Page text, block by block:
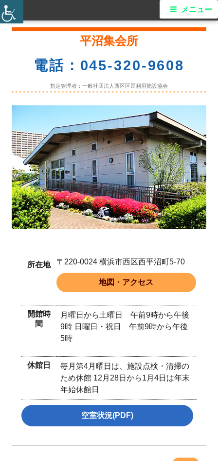
平沼集会所
電話：045-320-9608
指定管理者：一般社団法人西区区民利用施設協会
メ
メニュー
所在地 〒220-0024 横浜市西区西平沼町5-70
地図・アクセス
開館時
間
月曜日から土曜日 午前9時から午後
9時 日曜日・祝日 午前9時から午後
5時
休館日
毎月第4月曜日は、施設点検・清掃の
ため休館 12月28日から1月4日は年末
年始休館日
空室状況(PDF)